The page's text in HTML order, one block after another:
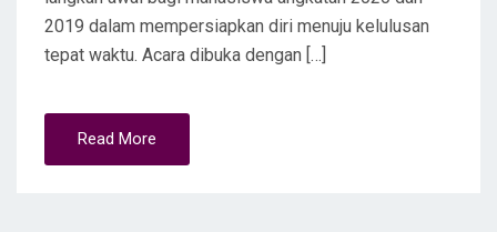
2019 dalam mempersiapkan diri menuju kelulusan
tepat waktu. Acara dibuka dengan […]
Read More